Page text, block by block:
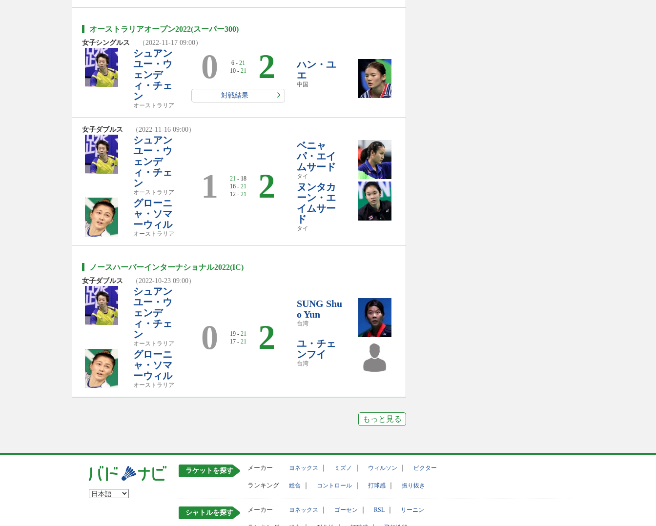
オーストラリアオープン2022(スーパー300)
女子シングルス （2022-11-17 09:00）
シュアン
ユー・ウ
ェンデ
ィ・チェ
ン
オーストラリア
0 6 - 21
10 - 21 2
対戦結果
ハン・ユ
エ
中国
女子ダブルス （2022-11-16 09:00）
シュアン
ユー・ウ
ェンデ
ィ・チェ
ン
オーストラリア
グローニ
ャ・ソマ
ーウィル
オーストラリア
1 21 - 18
16 - 21
12 - 21 2
ベニャ
パ・エイ
ムサード
タイ
ヌンタカ
ーン・エ
イムサー
ド
タイ
ノースハーバーインターナショナル2022(IC)
女子ダブルス （2022-10-23 09:00）
シュアン
ユー・ウ
ェンデ
ィ・チェ
ン
オーストラリア
グローニ
ャ・ソマ
ーウィル
オーストラリア
0 19 - 21
17 - 21 2
SUNG Shu
o Yun
台湾
ユ・チェ
ンフイ
台湾
もっと見る
ラケットを探す メーカー ヨネックス ミズノ ウィルソン ビクター
ランキング 総合 コントロール 打球感 振り抜き
シャトルを探す メーカー ヨネックス ゴーセン RSL リーニン